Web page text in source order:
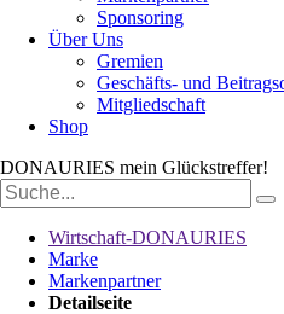
Sponsoring
Über Uns
Gremien
Geschäfts- und
Mitgliedschaft
Shop
DONAURIES mein Glückstreffer!
Suchbegriffe
Wirtschaft-DONAURIES
Marke
Markenpartner
Detailseite